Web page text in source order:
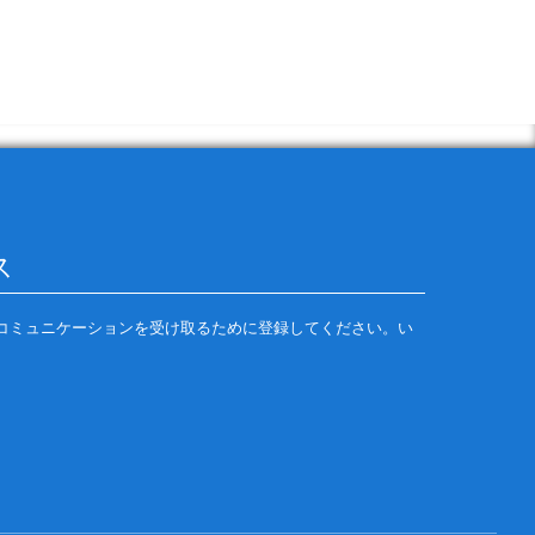
ミュニケーションを受け取るために登録してください。い